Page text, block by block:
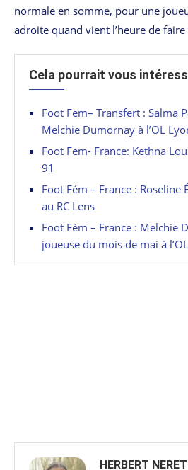
normale en somme, pour une
adroite quand vient l’heure de
Cela pourrait vous
Foot Fem– Transfert : Salma
Melchie Dumornay à l’OL
Foot Fem- France: Kethna
91
Foot Fém – France : Roseline
au RC Lens
Foot Fém – France : Melchie
joueuse du mois de mai à
HERBERT